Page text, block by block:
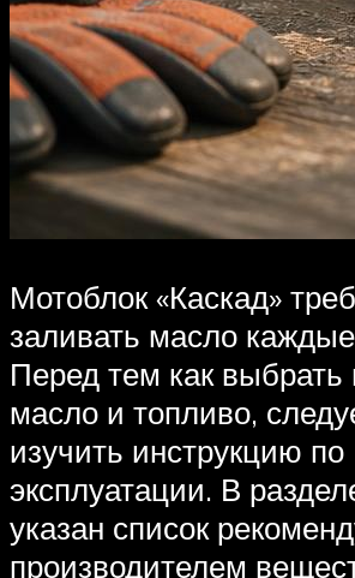
Мотоблок «Каскад»
заливать масло
Перед тем как выбрать
масло и топливо,
изучить инструкцию по
эксплуатации. В
указан список
производителем